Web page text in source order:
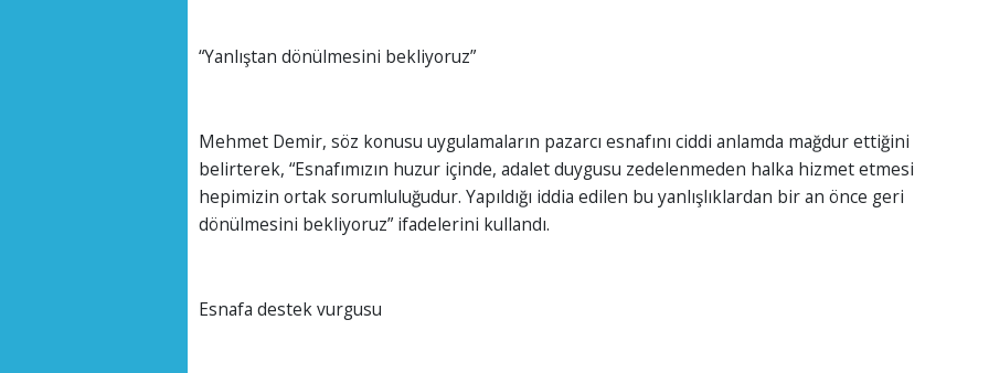
“Yanlıştan dönülmesini bekliyoruz”
Mehmet Demir, söz konusu uygulamaların pazarcı esnafını ciddi anlamda mağdur ettiğini
belirterek, “Esnafımızın huzur içinde, adalet duygusu zedelenmeden halka hizmet etmesi
hepimizin ortak sorumluluğudur. Yapıldığı iddia edilen bu yanlışlıklardan bir an önce geri
dönülmesini bekliyoruz” ifadelerini kullandı.
Esnafa destek vurgusu